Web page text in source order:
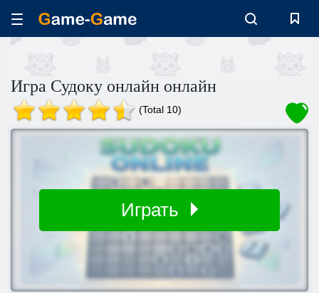
Игра Судоку онлайн онлайн
(Total 10)
Играть